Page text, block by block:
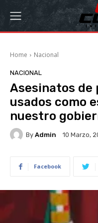
Home Nacional
NACIONAL
Asesinatos de
usados como
nuestro
By Admin 10 Marzo,
Facebook